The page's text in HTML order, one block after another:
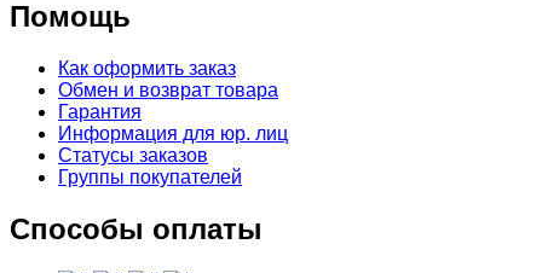
Помощь
Как оформить заказ
Обмен и возврат товара
Гарантия
Информация для юр. лиц
Статусы заказов
Группы покупателей
Способы оплаты